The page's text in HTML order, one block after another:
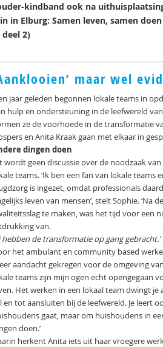
kindband ook na
in Elburg: Samen leven, samen doen
2)
maar wel
jaar geleden begonnen lokale teams in
hulp en ondersteuning in de leefwereld
ze de voorhoede in de transformatie
en Anita Kraak gaan met elkaar in
dingen doen
wordt geen discussie over de noodzaak
teams. ‘Ik ben een fan van lokale
is ingezet, omdat professionals
leven van mensen’, stelt Sophie. ‘Na
te maken, was het tijd voor een
van.
hebben de transformatie op gang gebracht.’
het ambulant en community based
aandacht gekregen voor de omgeving
teams zijn mijn ogen echt opengegaan
Het werken in een lokaal team dwingt
en tot aansluiten bij de leefwereld. Je leert
gaat, maar om huishoudens in
doen.’
herkent Anita iets uit haar vroegere